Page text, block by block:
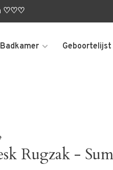
♡♡♡
Badkamer Geboortelijst
Rugzak -